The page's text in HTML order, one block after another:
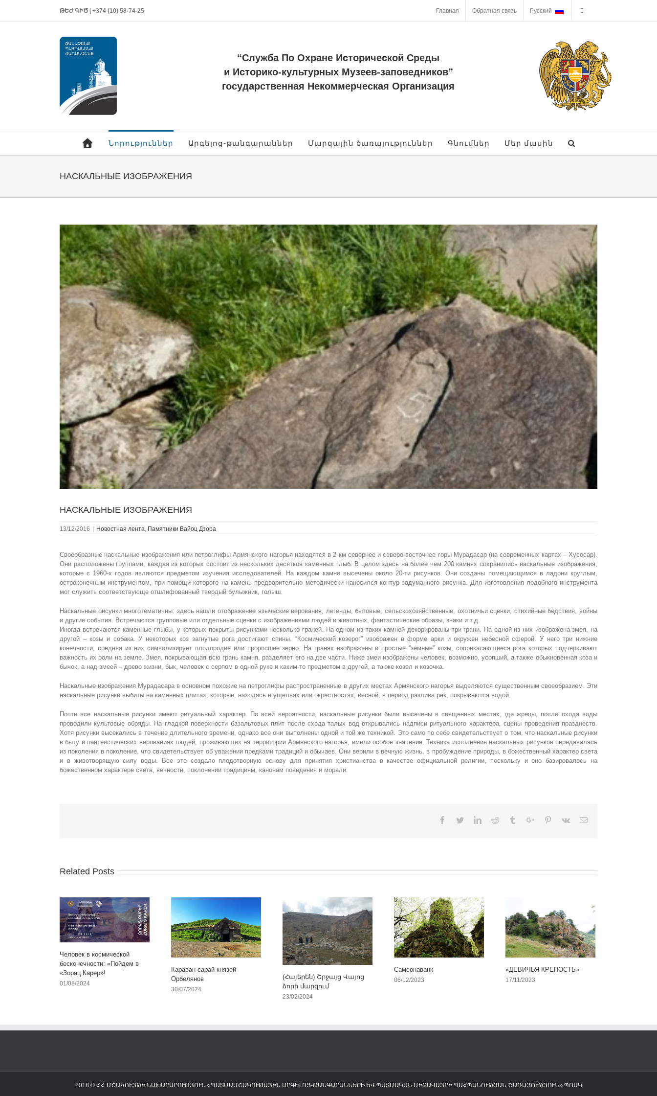
ԹԵԺ ԳԻԾ | +374 (10) 58-74-25 Главная Обратная связь Русский
“Служба По Охране Исторической Среды
и Историко-культурных Музеев-заповедников”
государственная Некоммерческая Организация
Նորություններ Արգելոց-թանգարաններ Մարզային ծառայություններ Գնումներ Մեր մասին
НАСКАЛЬНЫЕ ИЗОБРАЖЕНИЯ
View
Larger
Image
НАСКАЛЬНЫЕ ИЗОБРАЖЕНИЯ
13/12/2016 Новостная лента, Памятники Вайоц Дзора
Своеобразные наскальные изображения или петроглифы Армянского нагорья находятся в 2 км севернее и северо-восточнее горы Мурадасар (на современных картах – Хусосар).
Они расположены группами, каждая из которых состоит из нескольких десятков каменных глыб. В целом здесь на более чем 200 камнях сохранились наскальные изображения,
которые с 1960-х годов являются предметом изучения исследователей. На каждом камне высечены около 20-ти рисунков. Они созданы помещающимся в ладони круглым,
остроконечным инструментом, при помощи которого на камень предварительно методически наносился контур задуманного рисунка. Для изготовления подобного инструмента
мог служить соответствующе отшлифованный твердый булыжник, голыш.
Наскальные рисунки многотематичны: здесь нашли отображение языческие верования, легенды, бытовые, сельскохозяйственные, охотничьи сценки, стихийные бедствия, войны
и другие события. Встречаются групповые или отдельные сценки с изображениями людей и животных, фантастические образы, знаки и т.д.
Иногда встречаются каменные глыбы, у которых покрыты рисунками несколько граней. На одном из таких камней декорированы три грани. На одной из них изображена змея, на
другой – козы и собака. У некоторых коз загнутые рога достигают спины. “Космический козерог” изображен в форме арки и окружен небесной сферой. У него три нижние
конечности, средняя из них символизирует плодородие или проросшее зерно. На гранях изображены и простые “земные” козы, соприкасающиеся рога которых подчеркивают
важность их роли на земле. Змея, покрывающая всю грань камня, разделяет его на две части. Ниже змеи изображены человек, возможно, усопший, а также обыкновенная коза и
бычок, а над змеей – древо жизни, бык, человек с серпом в одной руке и каким-то предметом в другой, а также козел и козочка.
Наскальные изображения Мурадасара в основном похожие на петроглифы распространенные в других местах Армянского нагорья выделяются существенным своеобразием. Эти
наскальные рисунки выбиты на каменных плитах, которые, находясь в ущельях или окрестностях, весной, в период разлива рек, покрываются водой.
Почти все наскальные рисунки имеют ритуальный характер. По всей вероятности, наскальные рисунки были высечены в священных местах, где жрецы, после схода воды
проводили культовые обряды. На гладкой поверхности базальтовых плит после схода талых вод открывались надписи ритуального характера, сцены проведения празднеств.
Хотя рисунки высекались в течение длительного времени, однако все они выполнены одной и той же техникой. Это само по себе свидетельствует о том, что наскальные рисунки
в быту и пантеистических верованиях людей, проживающих на территории Армянского нагорья, имели особое значение. Техника исполнения наскальных рисунков передавалась
из поколения в поколение, что свидетельствует об уважении предками традиций и обычаев. Они верили в вечную жизнь, в пробуждение природы, в божественный характер света
и в животворящую силу воды. Все это создало плодотворную основу для принятия христианства в качестве официальной религии, поскольку и оно базировалось на
божественном характере света, вечности, поклонении традициям, канонам поведения и морали.
Facebook
TwitterLinkedinReddit TumblrGoogle+Pinterest
Vk Email
Related Posts
Человек в космической
бесконечности: «Пойдем в
«Зорац Карер»!
01/08/2024
Караван-сарай князей
Орбелянов
30/07/2024
(Հայերեն) Շրջայց Վայոց
ձորի մարզում
23/02/2024
Самсонаванк
06/12/2023
«ДЕВИЧЬЯ КРЕПОСТЬ»
17/11/2023
2018 © ՀՀ ՄՇԱԿՈՒՅԹԻ ՆԱԽԱՐԱՐՈՒԹՅՈՒՆ «ՊԱՏՄԱՄՇԱԿՈՒԹԱՅԻՆ ԱՐԳԵԼՈՑ-ԹԱՆԳԱՐԱՆՆԵՐԻ ԵՎ ՊԱՏՄԱԿԱՆ ՄԻՋԱՎԱՅՐԻ ՊԱՀՊԱՆՈՒԹՅԱՆ ԾԱՌԱՅՈՒԹՅՈՒՆ» ՊՈԱԿ